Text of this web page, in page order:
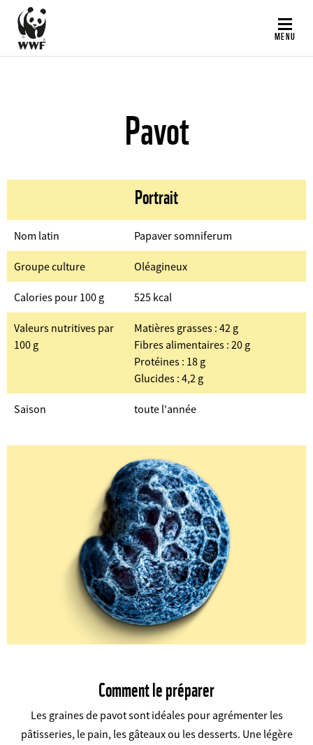
contenu
principal
MENU
Pavot
Portrait
Nom latin Papaver somniferum
Groupe culture Oléagineux
Calories pour 100 g 525 kcal
Valeurs nutritives par
100 g
Matières grasses : 42 g
Fibres alimentaires : 20 g
Protéines : 18 g
Glucides : 4,2 g
Saison toute l'année
Comment le préparer
Les graines de pavot sont idéales pour agrémenter les
pâtisseries, le pain, les gâteaux ou les desserts. Une légère